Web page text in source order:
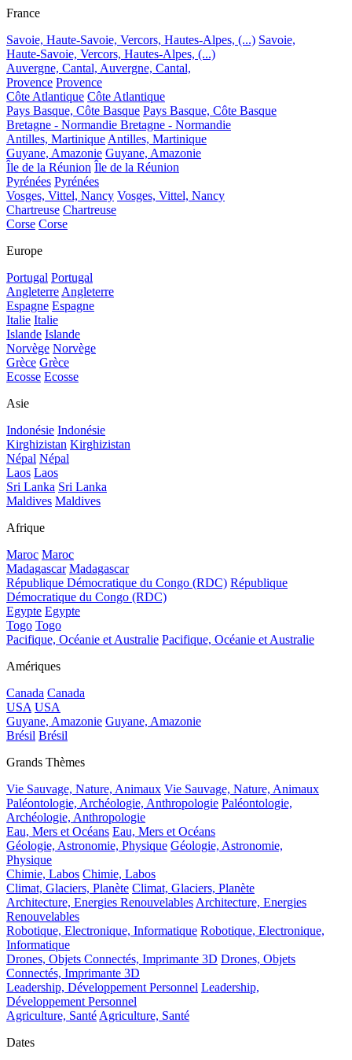
France
Savoie, Haute-Savoie, Vercors, Hautes-Alpes, (...) Savoie,
Haute-Savoie, Vercors, Hautes-Alpes, (...)
Auvergne, Cantal, Auvergne, Cantal,
Provence Provence
Côte Atlantique Côte Atlantique
Pays Basque, Côte Basque Pays Basque, Côte Basque
Bretagne - Normandie Bretagne - Normandie
Antilles, Martinique Antilles, Martinique
Guyane, Amazonie Guyane, Amazonie
Île de la Réunion Île de la Réunion
Pyrénées Pyrénées
Vosges, Vittel, Nancy Vosges, Vittel, Nancy
Chartreuse Chartreuse
Corse Corse
Europe
Portugal Portugal
Angleterre Angleterre
Espagne Espagne
Italie Italie
Islande Islande
Norvège Norvège
Grèce Grèce
Ecosse Ecosse
Asie
Indonésie Indonésie
Kirghizistan Kirghizistan
Népal Népal
Laos Laos
Sri Lanka Sri Lanka
Maldives Maldives
Afrique
Maroc Maroc
Madagascar Madagascar
République Démocratique du Congo (RDC) République
Démocratique du Congo (RDC)
Egypte Egypte
Togo Togo
Pacifique, Océanie et Australie Pacifique, Océanie et Australie
Amériques
Canada Canada
USA USA
Guyane, Amazonie Guyane, Amazonie
Brésil Brésil
Grands Thèmes
Vie Sauvage, Nature, Animaux Vie Sauvage, Nature, Animaux
Paléontologie, Archéologie, Anthropologie Paléontologie,
Archéologie, Anthropologie
Eau, Mers et Océans Eau, Mers et Océans
Géologie, Astronomie, Physique Géologie, Astronomie,
Physique
Chimie, Labos Chimie, Labos
Climat, Glaciers, Planète Climat, Glaciers, Planète
Architecture, Energies Renouvelables Architecture, Energies
Renouvelables
Robotique, Electronique, Informatique Robotique, Electronique,
Informatique
Drones, Objets Connectés, Imprimante 3D Drones, Objets
Connectés, Imprimante 3D
Leadership, Développement Personnel Leadership,
Développement Personnel
Agriculture, Santé Agriculture, Santé
Dates